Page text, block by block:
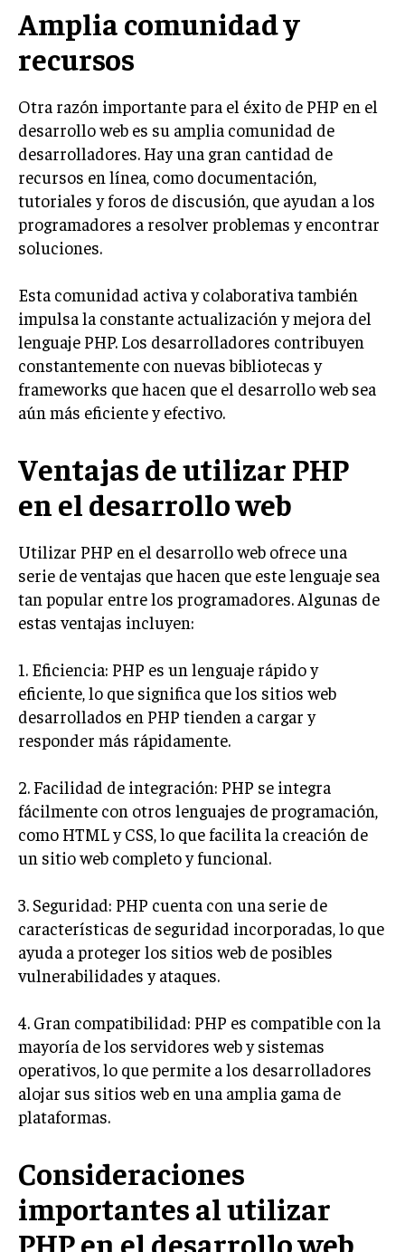
Amplia comunidad y
recursos
Otra razón importante para el éxito de PHP en el
desarrollo web es su amplia comunidad de
desarrolladores. Hay una gran cantidad de
recursos en línea, como documentación,
tutoriales y foros de discusión, que ayudan a los
programadores a resolver problemas y encontrar
soluciones.
Esta comunidad activa y colaborativa también
impulsa la constante actualización y mejora del
lenguaje PHP. Los desarrolladores contribuyen
constantemente con nuevas bibliotecas y
frameworks que hacen que el desarrollo web sea
aún más eficiente y efectivo.
Ventajas de utilizar PHP
en el desarrollo web
Utilizar PHP en el desarrollo web ofrece una
serie de ventajas que hacen que este lenguaje sea
tan popular entre los programadores. Algunas de
estas ventajas incluyen:
1. Eficiencia: PHP es un lenguaje rápido y
eficiente, lo que significa que los sitios web
desarrollados en PHP tienden a cargar y
responder más rápidamente.
2. Facilidad de integración: PHP se integra
fácilmente con otros lenguajes de programación,
como HTML y CSS, lo que facilita la creación de
un sitio web completo y funcional.
3. Seguridad: PHP cuenta con una serie de
características de seguridad incorporadas, lo que
ayuda a proteger los sitios web de posibles
vulnerabilidades y ataques.
4. Gran compatibilidad: PHP es compatible con la
mayoría de los servidores web y sistemas
operativos, lo que permite a los desarrolladores
alojar sus sitios web en una amplia gama de
plataformas.
Consideraciones
importantes al utilizar
PHP en el desarrollo web